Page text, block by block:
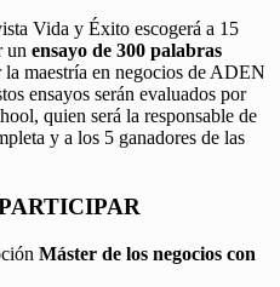
Vida y Éxito escogerá a 15
un ensayo de 300 palabras
maestría en negocios de ADEN
ensayos serán evaluados por
quien será la responsable de
y a los 5 ganadores de las
Máster de los negocios con